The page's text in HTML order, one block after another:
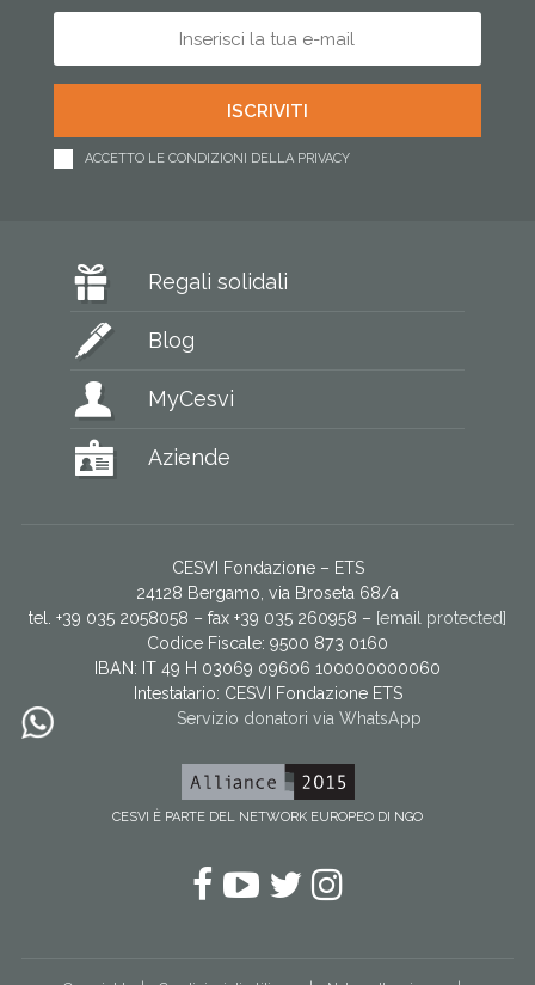
ACCETTO LE CONDIZIONI DELLA PRIVACY
Regali solidali
Blog
MyCesvi
Aziende
CESVI Fondazione – ETS
24128 Bergamo, via Broseta 68/a
tel. +39 035 2058058 – fax +39 035 260958 – [email protected]
Codice Fiscale: 9500 873 0160
IBAN: IT 49 H 03069 09606 100000000060
Intestatario: CESVI Fondazione ETS
Servizio donatori via WhatsApp
CESVI È PARTE DEL NETWORK EUROPEO DI NGO
Facebook
YouTube
Twitter
Instagram